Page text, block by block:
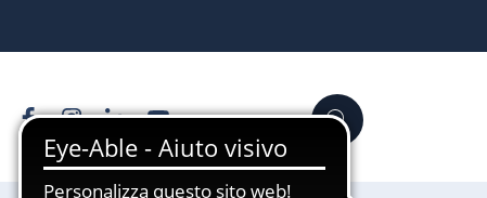
FacebookInstagram
LinkedinYouTube Cerca